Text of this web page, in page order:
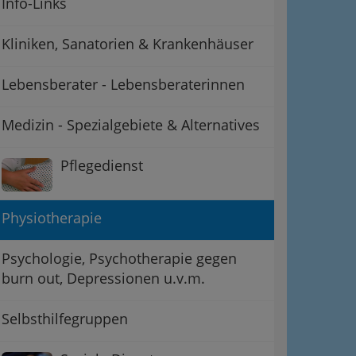
Kliniken, Sanatorien & Krankenhäuser
Lebensberater - Lebensberaterinnen
Medizin - Spezialgebiete & Alternatives
Pflegedienst
Physiotherapie
Psychologie, Psychotherapie gegen
burn out, Depressionen u.v.m.
Selbsthilfegruppen